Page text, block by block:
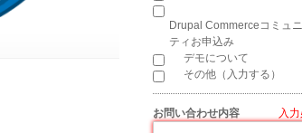
Drupal Commerceコミュニ
ティお申込み
デモについて
その他（入力する）
お問い合わせ内容